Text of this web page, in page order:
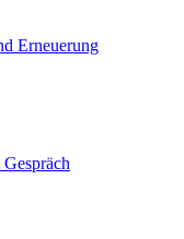
Erneuerung